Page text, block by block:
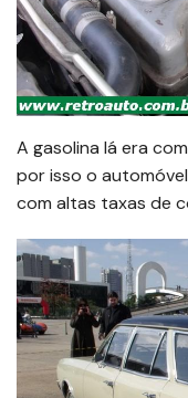
A gasolina lá era
por isso o
com altas taxas de